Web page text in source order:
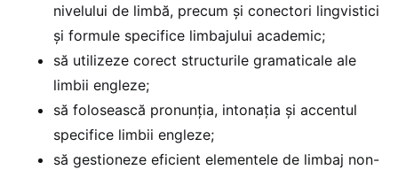
nivelului de limbă, precum și conectori lingvistici
și formule specifice limbajului academic;
să utilizeze corect structurile gramaticale ale
limbii engleze;
să folosească pronunția, intonația și accentul
specifice limbii engleze;
să gestioneze eficient elementele de limbaj non-